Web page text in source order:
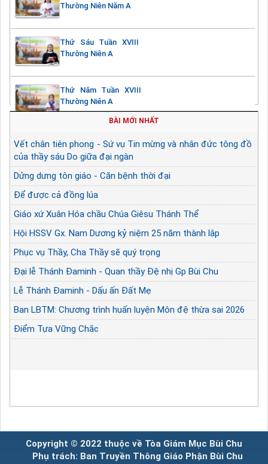
Thường Niên Năm A
Thứ Sáu Tuần XVIII
Thường Niên A
Thứ Năm Tuần XVIII
Thường Niên A
BÀI MỚI NHẤT
Vết chân tiên phong - Sứ vụ Tin mừng và nhân đức tông đồ
của thầy sáu Do giữa đại ngàn
Dửng dưng tôn giáo - Căn bệnh thời đại
Để được cả đồng lúa
Giáo xứ Xuân Hóa chầu Chúa Giêsu Thánh Thể
Hội HSSV Gx. Nam Dương kỷ niệm 25 năm thành lập
Phục vụ Thầy, Cha Thầy sẽ quý trọng
Đại lễ Thánh Đaminh - Quan thầy Đệ nhị Gp Bùi Chu
Lễ Thánh Đaminh - Dấu ấn Đất Mẹ
Ban LBTM: Chương trình huấn luyện Môn đệ thừa sai 2026
Điểm Tựa Vững Chắc
Copyright © 2022 thuộc về Tòa Giám Mục Bùi Chu
Phụ trách: Ban Truyền Thông Giáo Phận Bùi Chu